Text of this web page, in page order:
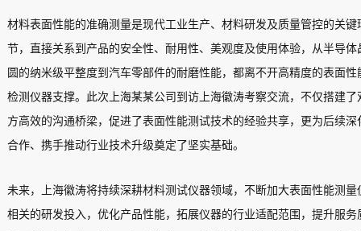
材料表面性能的准确测量是现代工业生产、材料研发及质量管控的关键
节，直接关系到产品的安全性、耐用性、美观度及使用体验，从半导体
圆的纳米级平整度到汽车零部件的耐磨性能，都离不开高精度的表面性
检测仪器支撑。此次上海某某公司到访上海徽涛考察交流，不仅搭建了
方高效的沟通桥梁，促进了表面性能测试技术的经验共享，更为后续深
合作、携手推动行业技术升级奠定了坚实基础。
未来，上海徽涛将持续深耕材料测试仪器领域，不断加大表面性能测量
相关的研发投入，优化产品性能，拓展仪器的行业适配范围，提升服务